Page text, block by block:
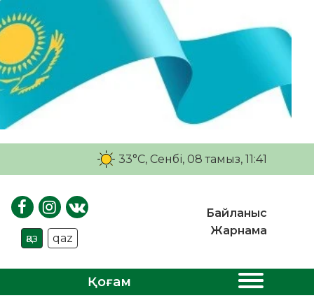
33°C, Сенбі, 08 тамыз, 11:41
қаз qaz
Байланыс
Жарнама
Қоғам